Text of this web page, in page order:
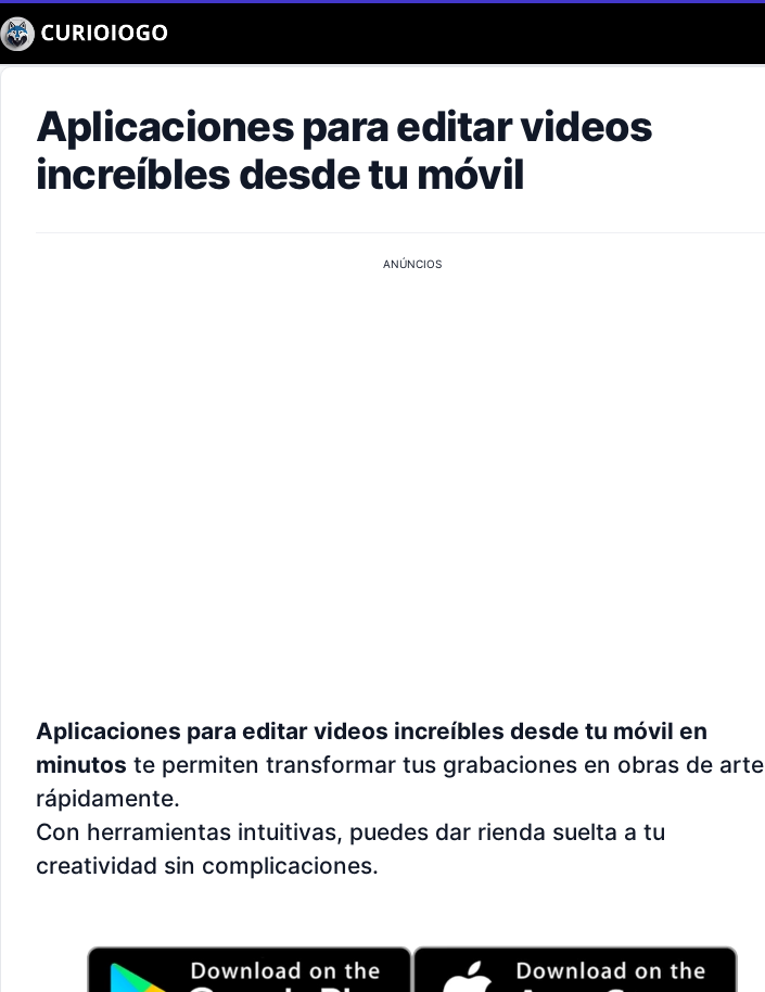
Aplicaciones para editar videos
increíbles desde tu móvil
ANÚNCIOS
Aplicaciones para editar videos increíbles desde tu móvil en
minutos te permiten transformar tus grabaciones en obras de arte
rápidamente.
Con herramientas intuitivas, puedes dar rienda suelta a tu
creatividad sin complicaciones.